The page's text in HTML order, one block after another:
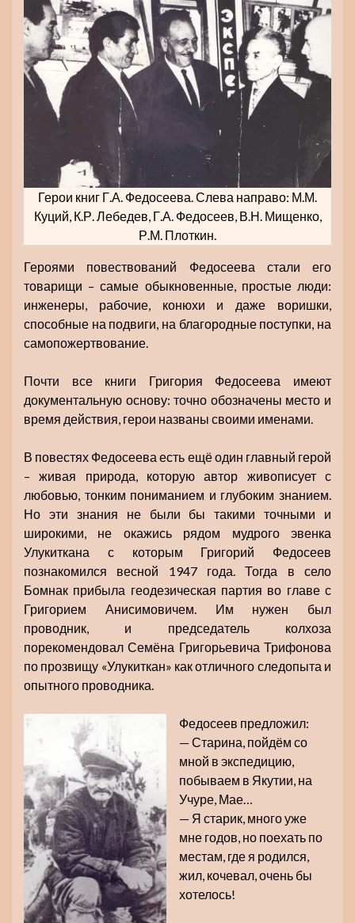
Герои книг Г.А. Федосеева. Слева направо: М.М.
Куций, К.Р. Лебедев, Г.А. Федосеев, В.Н. Мищенко,
Р.М. Плоткин.
Героями повествований Федосеева стали его
товарищи – самые обыкновенные, простые люди:
инженеры, рабочие, конюхи и даже воришки,
способные на подвиги, на благородные поступки, на
самопожертвование.
Почти все книги Григория Федосеева имеют
документальную основу: точно обозначены место и
время действия, герои названы своими именами.
В повестях Федосеева есть ещё один главный герой
– живая природа, которую автор живописует с
любовью, тонким пониманием и глубоким знанием.
Но эти знания не были бы такими точными и
широкими, не окажись рядом мудрого эвенка
Улукиткана с которым Григорий Федосеев
познакомился весной 1947 года. Тогда в село
Бомнак прибыла геодезическая партия во главе с
Григорием Анисимовичем. Им нужен был
проводник, и председатель колхоза
порекомендовал Семёна Григорьевича Трифонова
по прозвищу «Улукиткан» как отличного следопыта и
опытного проводника.
Федосеев предложил:
— Старина, пойдём со
мной в экспедицию,
побываем в Якутии, на
Учуре, Мае…
— Я старик, много уже
мне годов, но поехать по
местам, где я родился,
жил, кочевал, очень бы
хотелось!